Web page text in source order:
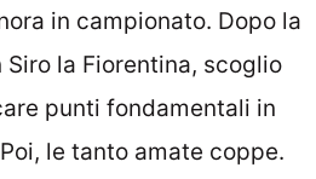
in campionato. Dopo la
Siro la Fiorentina, scoglio
punti fondamentali in
le tanto amate coppe.